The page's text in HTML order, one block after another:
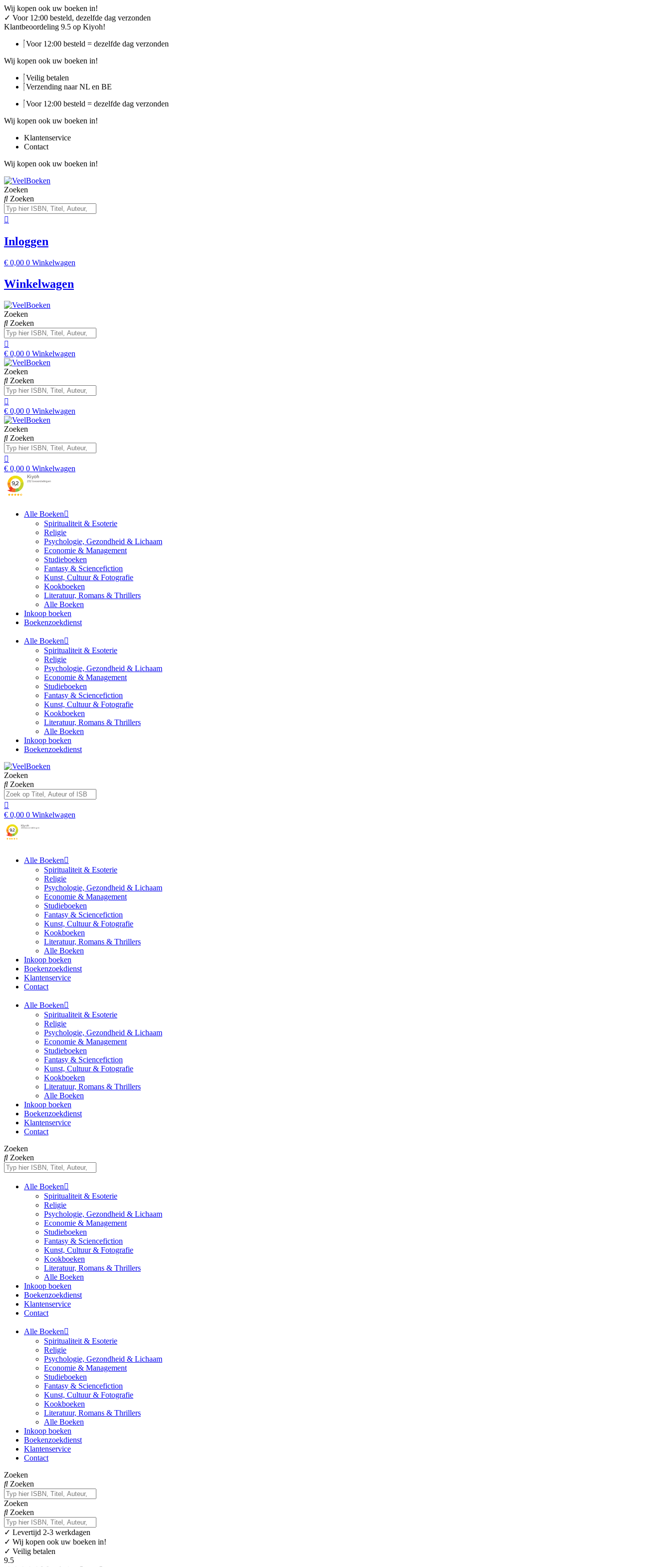
Ga
naar
de
Wij kopen ook uw boeken in!
✓ Voor 12:00 besteld, dezelfde dag verzonden
Klantbeoordeling 9.5 op Kiyoh!
Voor 12:00 besteld = dezelfde dag verzonden
Wij kopen ook uw boeken in!
Veilig betalen
Verzending naar NL en BE
Voor 12:00 besteld = dezelfde dag verzonden
Wij kopen ook uw boeken in!
Klantenservice
Contact
Wij kopen ook uw boeken in!
Zoeken
Zoeken
Inloggen
€ 0,00 0 Winkelwagen
Winkelwagen
Zoeken
Zoeken
€ 0,00 0 Winkelwagen
Zoeken
Zoeken
€ 0,00 0 Winkelwagen
Zoeken
Zoeken
€ 0,00 0 Winkelwagen
Alle Boeken
Spiritualiteit & Esoterie
Religie
Psychologie, Gezondheid & Lichaam
Economie & Management
Studieboeken
Fantasy & Sciencefiction
Kunst, Cultuur & Fotografie
Kookboeken
Literatuur, Romans & Thrillers
Alle Boeken
Inkoop boeken
Boekenzoekdienst
Alle Boeken
Spiritualiteit & Esoterie
Religie
Psychologie, Gezondheid & Lichaam
Economie & Management
Studieboeken
Fantasy & Sciencefiction
Kunst, Cultuur & Fotografie
Kookboeken
Literatuur, Romans & Thrillers
Alle Boeken
Inkoop boeken
Boekenzoekdienst
Zoeken
Zoeken
€ 0,00 0 Winkelwagen
Alle Boeken
Spiritualiteit & Esoterie
Religie
Psychologie, Gezondheid & Lichaam
Economie & Management
Studieboeken
Fantasy & Sciencefiction
Kunst, Cultuur & Fotografie
Kookboeken
Literatuur, Romans & Thrillers
Alle Boeken
Inkoop boeken
Boekenzoekdienst
Klantenservice
Contact
Alle Boeken
Spiritualiteit & Esoterie
Religie
Psychologie, Gezondheid & Lichaam
Economie & Management
Studieboeken
Fantasy & Sciencefiction
Kunst, Cultuur & Fotografie
Kookboeken
Literatuur, Romans & Thrillers
Alle Boeken
Inkoop boeken
Boekenzoekdienst
Klantenservice
Contact
Zoeken
Zoeken
Alle Boeken
Spiritualiteit & Esoterie
Religie
Psychologie, Gezondheid & Lichaam
Economie & Management
Studieboeken
Fantasy & Sciencefiction
Kunst, Cultuur & Fotografie
Kookboeken
Literatuur, Romans & Thrillers
Alle Boeken
Inkoop boeken
Boekenzoekdienst
Klantenservice
Contact
Alle Boeken
Spiritualiteit & Esoterie
Religie
Psychologie, Gezondheid & Lichaam
Economie & Management
Studieboeken
Fantasy & Sciencefiction
Kunst, Cultuur & Fotografie
Kookboeken
Literatuur, Romans & Thrillers
Alle Boeken
Inkoop boeken
Boekenzoekdienst
Klantenservice
Contact
Zoeken
Zoeken
Zoeken
Zoeken
✓ Levertijd 2-3 werkdagen
✓ Wij kopen ook uw boeken in!
✓ Veilig betalen
9.5